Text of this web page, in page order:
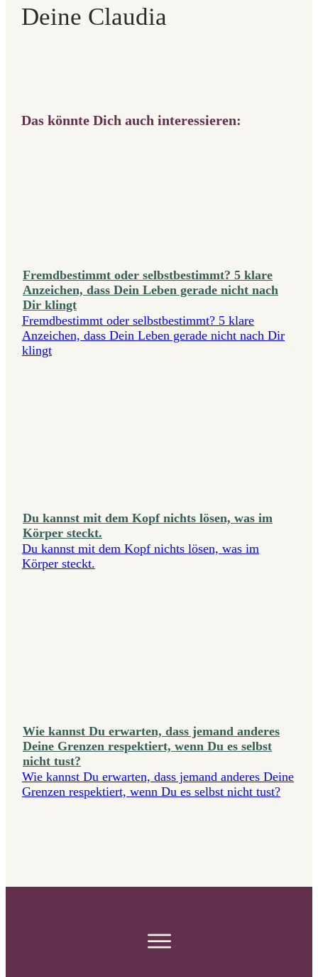
Deine Claudia
Das könnte Dich auch interessieren:
Fremdbestimmt oder selbstbestimmt? 5 klare
Anzeichen, dass Dein Leben gerade nicht nach
Dir klingt
Fremdbestimmt oder selbstbestimmt? 5 klare
Anzeichen, dass Dein Leben gerade nicht nach Dir
klingt
Du kannst mit dem Kopf nichts lösen, was im
Körper steckt.
Du kannst mit dem Kopf nichts lösen, was im
Körper steckt.
Wie kannst Du erwarten, dass jemand anderes
Deine Grenzen respektiert, wenn Du es selbst
nicht tust?
Wie kannst Du erwarten, dass jemand anderes Deine
Grenzen respektiert, wenn Du es selbst nicht tust?